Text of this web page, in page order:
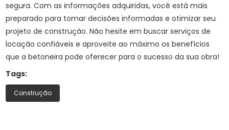
segura. Com as informações adquiridas, você está mais
preparado para tomar decisões informadas e otimizar seu
projeto de construção. Não hesite em buscar serviços de
locação confiáveis e aproveite ao máximo os benefícios
que a betoneira pode oferecer para o sucesso da sua obra!
Tags:
Construção